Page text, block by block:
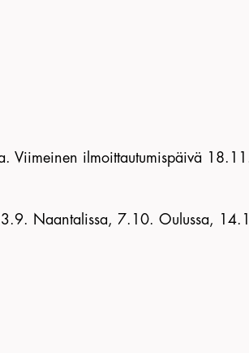
Viimeinen ilmoittautumispäivä
Naantalissa, 7.10. Oulussa,